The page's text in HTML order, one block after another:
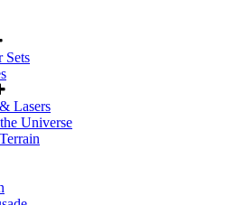
Sets
Lasers
Universe